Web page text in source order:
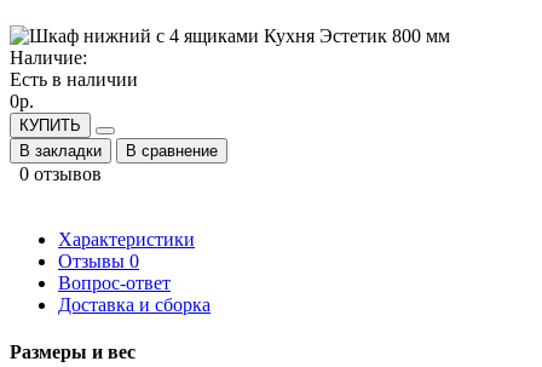
Наличие:
Есть в наличии
0р.
КУПИТЬ
В закладки
В сравнение
0 отзывов
Характеристики
Отзывы 0
Вопрос-ответ
Доставка и сборка
Размеры и вес